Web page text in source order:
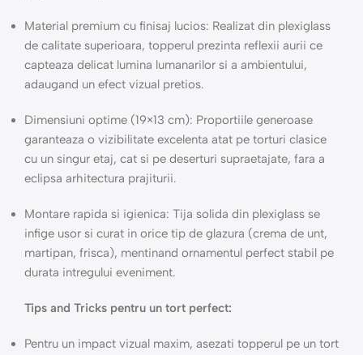
Material premium cu finisaj lucios: Realizat din plexiglass
de calitate superioara, topperul prezinta reflexii aurii ce
capteaza delicat lumina lumanarilor si a ambientului,
adaugand un efect vizual pretios.
Dimensiuni optime (19×13 cm): Proportiile generoase
garanteaza o vizibilitate excelenta atat pe torturi clasice
cu un singur etaj, cat si pe deserturi supraetajate, fara a
eclipsa arhitectura prajiturii.
Montare rapida si igienica: Tija solida din plexiglass se
infige usor si curat in orice tip de glazura (crema de unt,
martipan, frisca), mentinand ornamentul perfect stabil pe
durata intregului eveniment.
Tips and Tricks pentru un tort perfect:
Pentru un impact vizual maxim, asezati topperul pe un tort